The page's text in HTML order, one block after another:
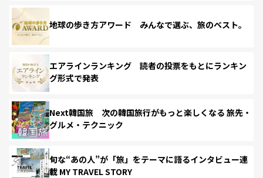
地球の歩き方アワード みんなで選ぶ、旅のベスト。
エアラインランキング 読者の投票をもとにランキン
グ形式で発表
Next韓国旅 次の韓国旅行がもっと楽しくなる 旅先・
グルメ・テクニック
旬な“あの人”が「旅」をテーマに語るインタビュー連
載 MY TRAVEL STORY